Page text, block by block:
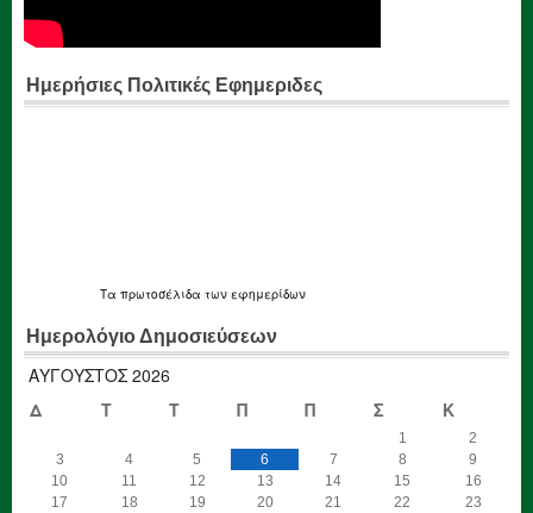
Ημερήσιες Πολιτικές Εφημεριδες
Τα πρωτοσέλιδα των εφημερίδων
Ημερολόγιο Δημοσιεύσεων
ΑΎΓΟΥΣΤΟΣ 2026
Δ
Τ Τ Π Π Σ Κ
1
2
3
4 5 6 7 8
9
10
11 12 13 14 15
16
17
18 19 20 21 22
23